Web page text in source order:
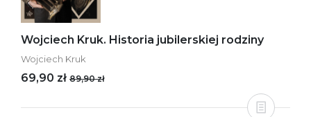
Wojciech Kruk. Historia jubilerskiej rodziny
Wojciech Kruk
69,90 zł 89,90 zł